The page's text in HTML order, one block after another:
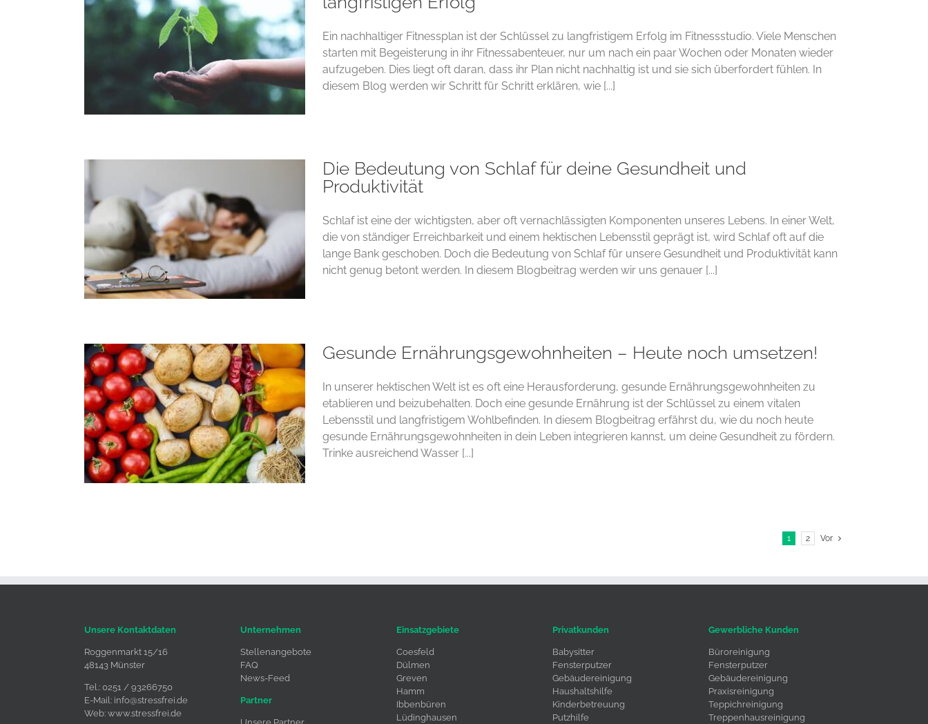
Ein nachhaltiger Fitnessplan ist der Schlüssel zu langfristigem Erfolg im Fitnessstudio. Viele Menschen
starten mit Begeisterung in ihr Fitnessabenteuer, nur um nach ein paar Wochen oder Monaten wieder
aufzugeben. Dies liegt oft daran, dass ihr Plan nicht nachhaltig ist und sie sich überfordert fühlen. In
diesem Blog werden wir Schritt für Schritt erklären, wie [...]
Die Bedeutung von Schlaf für deine Gesundheit und
Produktivität
Schlaf ist eine der wichtigsten, aber oft vernachlässigten Komponenten unseres Lebens. In einer Welt,
die von ständiger Erreichbarkeit und einem hektischen Lebensstil geprägt ist, wird Schlaf oft auf die
lange Bank geschoben. Doch die Bedeutung von Schlaf für unsere Gesundheit und Produktivität kann
nicht genug betont werden. In diesem Blogbeitrag werden wir uns genauer [...]
Gesunde Ernährungsgewohnheiten – Heute noch umsetzen!
In unserer hektischen Welt ist es oft eine Herausforderung, gesunde Ernährungsgewohnheiten zu
etablieren und beizubehalten. Doch eine gesunde Ernährung ist der Schlüssel zu einem vitalen
Lebensstil und langfristigem Wohlbefinden. In diesem Blogbeitrag erfährst du, wie du noch heute
gesunde Ernährungsgewohnheiten in dein Leben integrieren kannst, um deine Gesundheit zu fördern.
Trinke ausreichend Wasser [...]
1 2 Vor
Unsere Kontaktdaten
Roggenmarkt 15/16
48143 Münster
Tel.: 0251 / 93266750
E-Mail: info@stressfrei.de
Web: www.stressfrei.de
Unternehmen
Stellenangebote
FAQ
News-Feed
Partner
Einsatzgebiete
Coesfeld
Dülmen
Greven
Hamm
Ibbenbüren
Lüdinghausen
Privatkunden
Babysitter
Fensterputzer
Gebäudereinigung
Haushaltshilfe
Kinderbetreuung
Putzhilfe
Gewerbliche Kunden
Büroreinigung
Fensterputzer
Gebäudereinigung
Praxisreinigung
Teppichreinigung
Treppenhausreinigung